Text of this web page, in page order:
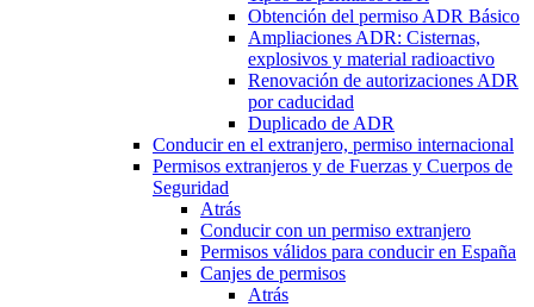
Obtención del permiso ADR Básico
Ampliaciones ADR: Cisternas,
explosivos y material radioactivo
Renovación de autorizaciones ADR
por caducidad
Duplicado de ADR
Conducir en el extranjero, permiso internacional
Permisos extranjeros y de Fuerzas y Cuerpos de
Seguridad
Atrás
Conducir con un permiso extranjero
Permisos válidos para conducir en España
Canjes de permisos
Atrás